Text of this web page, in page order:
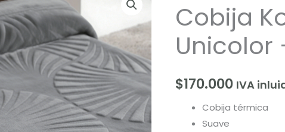
Cobija
Unicolor
$170.000 IVA
Cobija térmica
Suave
Koyo
Repujada
Unicolor
-
Oscuro
cantidad